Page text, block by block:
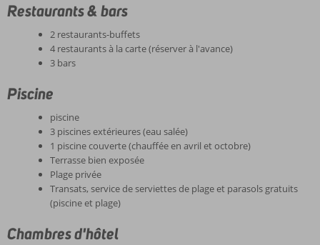
Restaurants & bars
2 restaurants-buffets
4 restaurants à la carte (réserver à l'avance)
3 bars
Piscine
piscine
3 piscines extérieures (eau salée)
1 piscine couverte (chauffée en avril et octobre)
Terrasse bien exposée
Plage privée
Transats, service de serviettes de plage et parasols gratuits
(piscine et plage)
Chambres d'hôtel